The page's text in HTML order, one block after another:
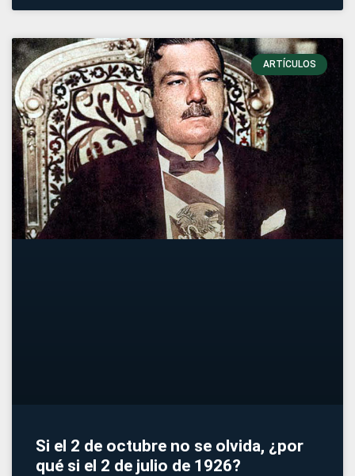
ARTÍCULOS
Si el 2 de octubre no se olvida, ¿por
qué si el 2 de julio de 1926?